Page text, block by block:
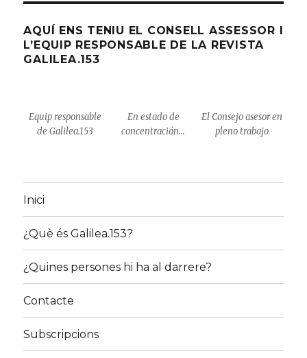
AQUÍ ENS TENIU EL CONSELL ASSESSOR I
L’EQUIP RESPONSABLE DE LA REVISTA
GALILEA.153
Equip responsable
de Galilea.153
En estado de
concentración…
El Consejo asesor en
pleno trabajo
Inici
¿Què és Galilea.153?
¿Quines persones hi ha al darrere?
Contacte
Subscripcions